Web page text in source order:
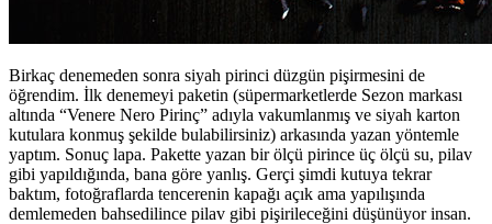
Birkaç denemeden sonra siyah pirinci düzgün pişirmesini de
öğrendim. İlk denemeyi paketin (süpermarketlerde Sezon markası
altında “Venere Nero Pirinç” adıyla vakumlanmış ve siyah karton
kutulara konmuş şekilde bulabilirsiniz) arkasında yazan yöntemle
yaptım. Sonuç lapa. Pakette yazan bir ölçü pirince üç ölçü su, pilav
gibi yapıldığında, bana göre yanlış. Gerçi şimdi kutuya tekrar
baktım, fotoğraflarda tencerenin kapağı açık ama yapılışında
demlemeden bahsedilince pilav gibi pişirileceğini düşünüyor insan.